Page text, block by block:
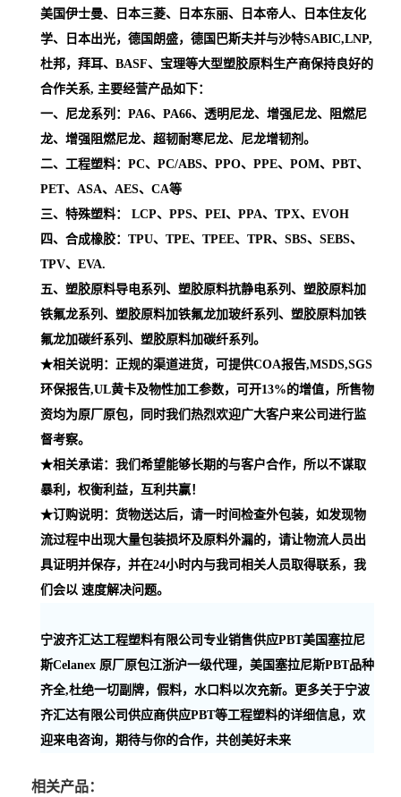
美国伊士曼、日本三菱、日本东丽、日本帝人、日本住友化
学、日本出光，德国朗盛，德国巴斯夫并与沙特SABIC,LNP,
杜邦，拜耳、BASF、宝理等大型塑胶原料生产商保持良好的
合作关系, 主要经营产品如下：
一、尼龙系列：PA6、PA66、透明尼龙、增强尼龙、阻燃尼
龙、增强阻燃尼龙、超韧耐寒尼龙、尼龙增韧剂。
二、工程塑料：PC、PC/ABS、PPO、PPE、POM、PBT、
PET、ASA、AES、CA等
三、特殊塑料： LCP、PPS、PEI、PPA、TPX、EVOH
四、合成橡胶：TPU、TPE、TPEE、TPR、SBS、SEBS、
TPV、EVA.
五、塑胶原料导电系列、塑胶原料抗静电系列、塑胶原料加
铁氟龙系列、塑胶原料加铁氟龙加玻纤系列、塑胶原料加铁
氟龙加碳纤系列、塑胶原料加碳纤系列。
★相关说明：正规的渠道进货，可提供COA报告,MSDS,SGS
环保报告,UL黄卡及物性加工参数，可开13%的增值，所售物
资均为原厂原包，同时我们热烈欢迎广大客户来公司进行监
督考察。
★相关承诺：我们希望能够长期的与客户合作，所以不谋取
暴利，权衡利益，互利共赢！
★订购说明：货物送达后，请一时间检查外包装，如发现物
流过程中出现大量包装损坏及原料外漏的，请让物流人员出
具证明并保存，并在24小时内与我司相关人员取得联系，我
们会以 速度解决问题。
宁波齐汇达工程塑料有限公司专业销售供应PBT美国塞拉尼
斯Celanex 原厂原包江浙沪一级代理，美国塞拉尼斯PBT品种
齐全,杜绝一切副牌，假料，水口料以次充新。更多关于宁波
齐汇达有限公司供应商供应PBT等工程塑料的详细信息，欢
迎来电咨询，期待与你的合作，共创美好未来
相关产品：